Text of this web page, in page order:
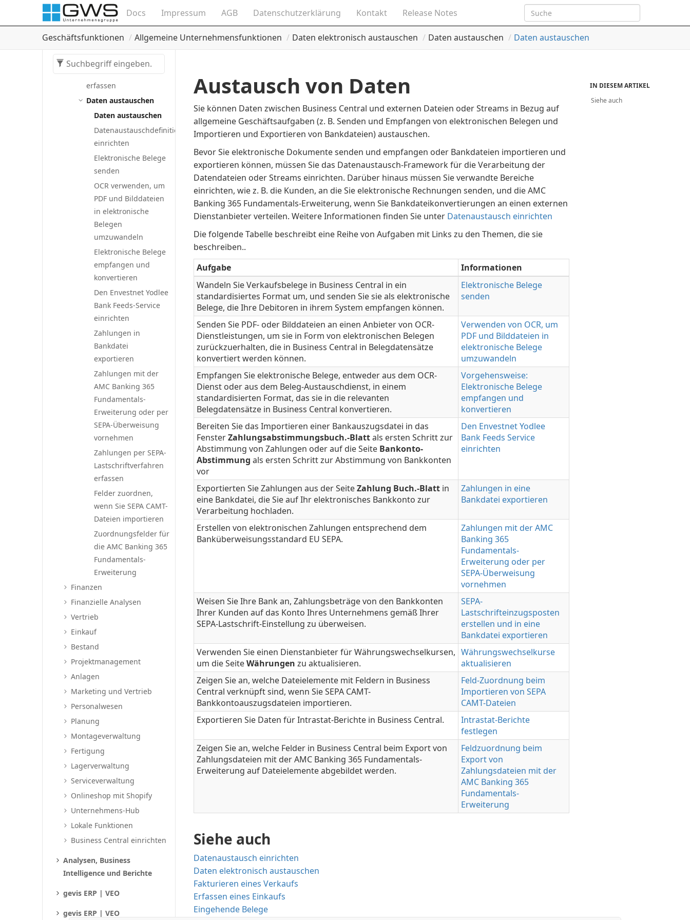
Docs Impressum AGB Datenschutzerklärung Kontakt Release Notes
Geschäftsfunktionen Allgemeine Unternehmensfunktionen Daten elektronisch austauschen Daten austauschen Daten austauschen
Über das
Datenaustauschframework
Datenaustausch
Zahlungen per SEPA-
Lastschriftverfahren
erfassen
Daten austauschen
Daten austauschen
Datenaustauschdefinitionen
einrichten
Elektronische Belege
senden
OCR verwenden, um
PDF und Bilddateien
in elektronische
Belegen
umzuwandeln
Elektronische Belege
empfangen und
konvertieren
Den Envestnet Yodlee
Bank Feeds-Service
einrichten
Zahlungen in
Bankdatei
exportieren
Zahlungen mit der
AMC Banking 365
Fundamentals-
Erweiterung oder per
SEPA-Überweisung
vornehmen
Zahlungen per SEPA-
Lastschriftverfahren
erfassen
Felder zuordnen,
wenn Sie SEPA CAMT-
Dateien importieren
Zuordnungsfelder für
die AMC Banking 365
Fundamentals-
Erweiterung
Finanzen
Finanzielle Analysen
Vertrieb
Einkauf
Bestand
Projektmanagement
Anlagen
Marketing und Vertrieb
Personalwesen
Planung
Montageverwaltung
Fertigung
Lagerverwaltung
Serviceverwaltung
Onlineshop mit Shopify
Unternehmens-Hub
Lokale Funktionen
Business Central einrichten
Analysen, Business
Intelligence und Berichte
gevis ERP | VEO
gevis ERP | VEO
Austausch von Daten
Sie können Daten zwischen Business Central und externen Dateien oder Streams in Bezug auf
allgemeine Geschäftsaufgaben (z. B. Senden und Empfangen von elektronischen Belegen und
Importieren und Exportieren von Bankdateien) austauschen.
Bevor Sie elektronische Dokumente senden und empfangen oder Bankdateien importieren und
exportieren können, müssen Sie das Datenaustausch-Framework für die Verarbeitung der
Datendateien oder Streams einrichten. Darüber hinaus müssen Sie verwandte Bereiche
einrichten, wie z. B. die Kunden, an die Sie elektronische Rechnungen senden, und die AMC
Banking 365 Fundamentals-Erweiterung, wenn Sie Bankdateikonvertierungen an einen externen
Dienstanbieter verteilen. Weitere Informationen finden Sie unter Datenaustausch einrichten
Die folgende Tabelle beschreibt eine Reihe von Aufgaben mit Links zu den Themen, die sie
beschreiben..
Aufgabe
Informationen
Wandeln Sie Verkaufsbelege in Business Central in ein
standardisiertes Format um, und senden Sie sie als elektronische
Belege, die Ihre Debitoren in ihrem System empfangen können.
Elektronische Belege
senden
Senden Sie PDF- oder Bilddateien an einen Anbieter von OCR-
Dienstleistungen, um sie in Form von elektronischen Belegen
zurückzuerhalten, die in Business Central in Belegdatensätze
konvertiert werden können.
Verwenden von OCR, um
PDF und Bilddateien in
elektronische Belege
umzuwandeln
Empfangen Sie elektronische Belege, entweder aus dem OCR-
Dienst oder aus dem Beleg-Austauschdienst, in einem
standardisierten Format, das sie in die relevanten
Belegdatensätze in Business Central konvertieren.
Vorgehensweise:
Elektronische Belege
empfangen und
konvertieren
Bereiten Sie das Importieren einer Bankauszugsdatei in das
FensterZahlungsabstimmungsbuch.-Blattals ersten Schritt zur
Abstimmung von Zahlungen oder auf die Seite Bankonto-
Abstimmung als ersten Schritt zur Abstimmung von Bankkonten
vor
Den Envestnet Yodlee
Bank Feeds Service
einrichten
Exportierten Sie Zahlungen aus der SeiteZahlung Buch.-Blatt in
eine Bankdatei, die Sie auf Ihr elektronisches Bankkonto zur
Verarbeitung hochladen.
Zahlungen in eine
Bankdatei exportieren
Erstellen von elektronischen Zahlungen entsprechend dem
Banküberweisungsstandard EU SEPA.
Zahlungen mit der AMC
Banking 365
Fundamentals-
Erweiterung oder per
SEPA-Überweisung
vornehmen
Weisen Sie Ihre Bank an, Zahlungsbeträge von den Bankkonten
Ihrer Kunden auf das Konto Ihres Unternehmens gemäß Ihrer
SEPA-Lastschrift-Einstellung zu überweisen.
SEPA-
Lastschrifteinzugsposten
erstellen und in eine
Bankdatei exportieren
Verwenden Sie einen Dienstanbieter für Währungswechselkursen,
um die SeiteWährungen zu aktualisieren.
Währungswechselkurse
aktualisieren
Zeigen Sie an, welche Dateielemente mit Feldern in Business
Central verknüpft sind, wenn Sie SEPA CAMT-
Bankkontoauszugsdateien importieren.
Feld-Zuordnung beim
Importieren von SEPA
CAMT-Dateien
Exportieren Sie Daten für Intrastat-Berichte in Business Central.
Intrastat-Berichte
festlegen
Zeigen Sie an, welche Felder in Business Central beim Export von
Zahlungsdateien mit der AMC Banking 365 Fundamentals-
Erweiterung auf Dateielemente abgebildet werden.
Feldzuordnung beim
Export von
Zahlungsdateien mit der
AMC Banking 365
Fundamentals-
Erweiterung
Siehe auch
Datenaustausch einrichten
Daten elektronisch austauschen
Fakturieren eines Verkaufs
Erfassen eines Einkaufs
Eingehende Belege
IN DIESEM ARTIKEL
Siehe auch